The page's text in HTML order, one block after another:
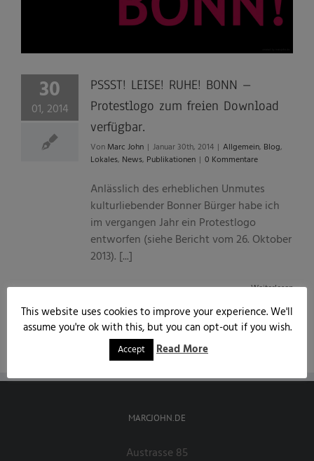
30
01, 2014
PSSST! LEISE! RUHE! BONN –
Protestlogo zum freien Download
verfügbar.
Von Marc John | Januar 30th, 2014 | Allgemein, Blog,
Lokales, News, Publikationen | 0 Kommentare
Anlässlich des erheblichen Unmutes
kulturliebender Bonner Bürger habe ich
im vergangen Jahr ein Protestlogo
entworfen (siehe Bericht vom 26. Oktober
2013). [...]
Weiterlesen
MARCJOHN.DE
Austrasse 85
This website uses cookies to improve your experience. We'll
assume you're ok with this, but you can opt-out if you wish.
Accept Read More